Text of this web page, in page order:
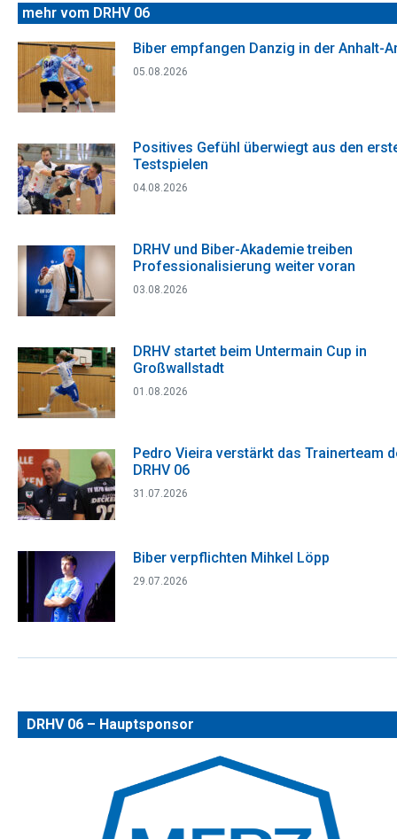
mehr vom DRHV 06
Biber empfangen Danzig in der Anhalt-
05.08.2026
Positives Gefühl überwiegt aus den
Testspielen
04.08.2026
DRHV und Biber-Akademie treiben
Professionalisierung weiter voran
03.08.2026
DRHV startet beim Untermain Cup in
Großwallstadt
01.08.2026
Pedro Vieira verstärkt das Trainerteam
DRHV 06
31.07.2026
Biber verpflichten Mihkel Löpp
29.07.2026
DRHV 06 – Hauptsponsor